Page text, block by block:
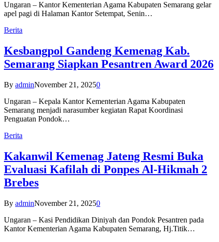
Ungaran – Kantor Kementerian Agama Kabupaten Semarang gelar
apel pagi di Halaman Kantor Setempat, Senin…
Berita
Kesbangpol Gandeng Kemenag Kab.
Semarang Siapkan Pesantren Award 2026
By adminNovember 21, 20250
Ungaran – Kepala Kantor Kementerian Agama Kabupaten
Semarang menjadi narasumber kegiatan Rapat Koordinasi
Penguatan Pondok…
Berita
Kakanwil Kemenag Jateng Resmi Buka
Evaluasi Kafilah di Ponpes Al-Hikmah 2
Brebes
By adminNovember 21, 20250
Ungaran – Kasi Pendidikan Diniyah dan Pondok Pesantren pada
Kantor Kementerian Agama Kabupaten Semarang, Hj.Titik…